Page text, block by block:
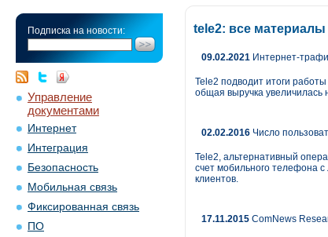
Подписка на новости:
Управление
документами
Интернет
Интеграция
Безопасность
Мобильная связь
Фиксированная связь
ПО
tele2: все
09.02.2021 Интернет-
Tele2 подводит итоги
общая выручка увеличилась
02.02.2016 Число
Tele2, альтернативный
счет мобильного телефона с
клиентов.
17.11.2015 ComNews